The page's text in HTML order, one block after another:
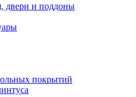
двери и поддоны
покрытий